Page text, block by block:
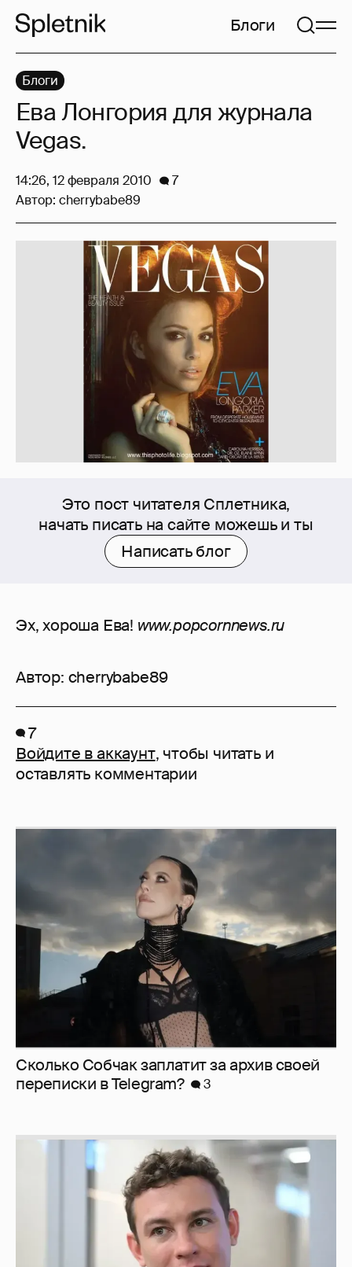
Блоги
Это пост читателя Сплетника,
начать писать на сайте можешь и ты
Написать блог
Эх, хороша Ева! www.popcornnews.ru
Автор: cherrybabe89
Блоги
Ева Лонгория для журнала
Vegas.
14:26, 12 февраля 2010
7
Автор: cherrybabe89
7
Войдите в аккаунт, чтобы читать и
оставлять комментарии
Сколько Собчак заплатит за архив своей
перeписки в Telegram?
3